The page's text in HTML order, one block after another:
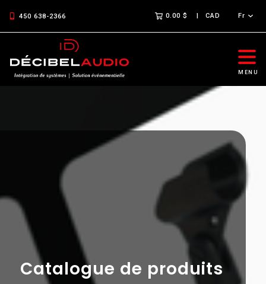
450 638-2366 0.00 $ CAD Fr
MENU
Catalogue de produits